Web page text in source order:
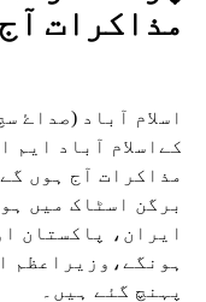
مذاکرات
اسلام آباد (صداۓ
کےاسلام آباد ایم
مذاکرات آج ہوں
برگن اسٹاک میں
ایران، پاکستان
ہونگے،وزیراعظم
پہنچ گئے ہیں۔